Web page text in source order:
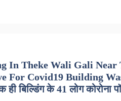
In Theke Wali Gali Near
For Covid19 Building
बिल्डिंग के 41 लोग कोरोना